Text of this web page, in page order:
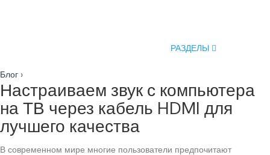
РАЗДЕЛЫ
Блог ›
Настраиваем звук с компьютера
на ТВ через кабель HDMI для
лучшего качества
В современном мире многие пользователи предпочитают